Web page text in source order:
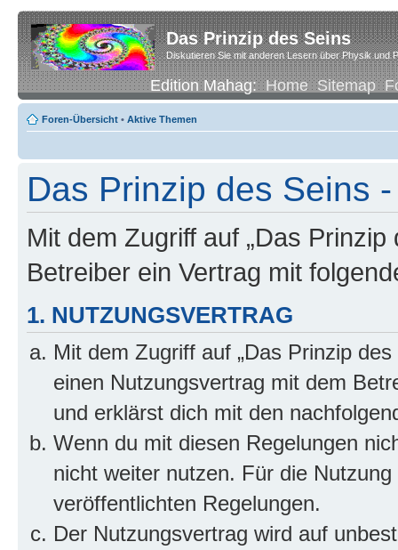
Das Prinzip des Seins
Diskutieren Sie mit anderen Lesern über Physik und
Edition Mahag:Home Sitemap
Foren-Übersicht • Aktive Themen
Das Prinzip des Seins
Mit dem Zugriff auf „Das
Betreiber ein Vertrag mit
1. NUTZUNGSVERTRAG
Mit dem Zugriff auf „Das Prinzip
einen Nutzungsvertrag mit dem
und erklärst dich mit den
Wenn du mit diesen Regelungen
nicht weiter nutzen. Für die
veröffentlichten Regelungen.
Der Nutzungsvertrag wird auf